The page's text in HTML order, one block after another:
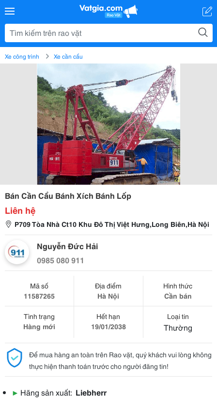
Xe công trình Xe cần cẩu
Bán Cần Cẩu Bánh Xích Bánh Lốp
Liên hệ
P709 Tòa Nhà Ct10 Khu Đô Thị Việt Hưng,Long Biên,Hà Nội
Nguyễn Đức Hải
0985 080 911
Mã số
11587265
Địa điểm
Hà Nội
Hình thức
Cần bán
Tình trạng
Hàng mới
Hết hạn
19/01/2038
Loại tin
Thường
Để mua hàng an toàn trên Rao vặt, quý khách vui lòng không
thực hiện thanh toán trước cho người đăng tin!
▶ Hãng sản xuất: Liebherr